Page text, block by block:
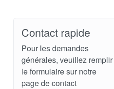
Contact rapide
Pour les demandes
générales, veuillez remplir
le formulaire sur notre
page de contact